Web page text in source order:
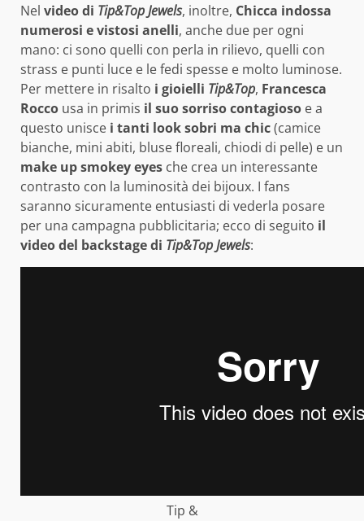
Nel video di Tip&Top Jewels, inoltre, Chicca indossa
numerosi e vistosi anelli, anche due per ogni
mano: ci sono quelli con perla in rilievo, quelli con
strass e punti luce e le fedi spesse e molto luminose.
Per mettere in risalto i gioielli Tip&Top, Francesca
Rocco usa in primis il suo sorriso contagioso e a
questo unisce i tanti look sobri ma chic(camice
bianche, mini abiti, bluse floreali, chiodi di pelle) e un
make up smokey eyes che crea un interessante
contrasto con la luminosità dei bijoux. I fans
saranno sicuramente entusiasti di vederla posare
per una campagna pubblicitaria; ecco di seguito il
video del backstage di Tip&Top Jewels:
Tip &